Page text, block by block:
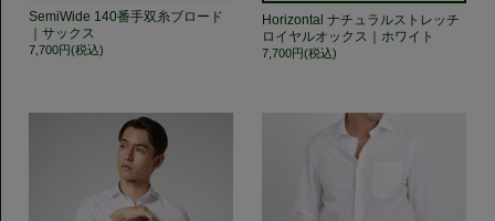
SemiWide 140番手双糸ブロード
｜サックス
7,700円(税込)
Horizontal ナチュラルストレッチ
ロイヤルオックス｜ホワイト
7,700円(税込)